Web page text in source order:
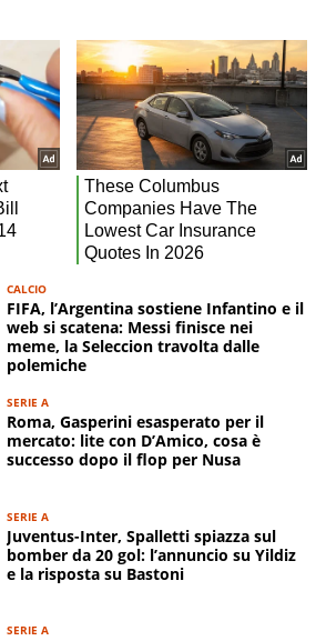
CALCIO
FIFA, l’Argentina sostiene Infantino e il
web si scatena: Messi finisce nei
meme, la Seleccion travolta dalle
polemiche
SERIE A
Roma, Gasperini esasperato per il
mercato: lite con D’Amico, cosa è
successo dopo il flop per Nusa
SERIE A
Juventus-Inter, Spalletti spiazza sul
bomber da 20 gol: l’annuncio su Yildiz
e la risposta su Bastoni
SERIE A